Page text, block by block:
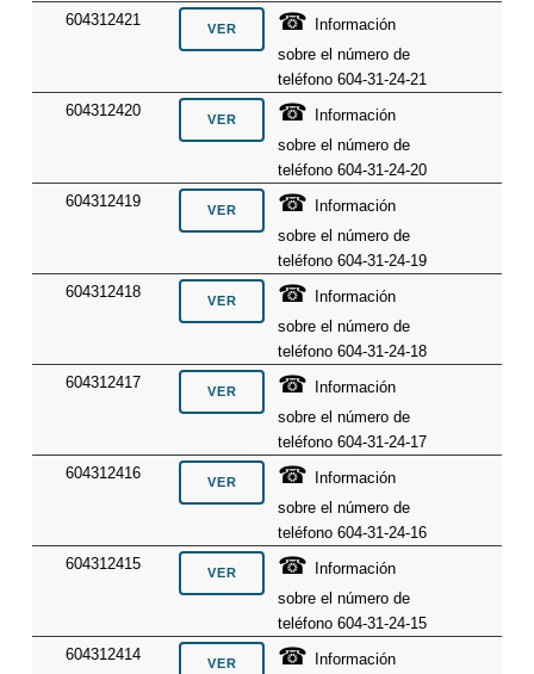
604312421
☎
Información
sobre el número de
teléfono 604-31-24-21
604312420
☎
Información
sobre el número de
teléfono 604-31-24-20
604312419
☎
Información
sobre el número de
teléfono 604-31-24-19
604312418
☎
Información
sobre el número de
teléfono 604-31-24-18
604312417
☎
Información
sobre el número de
teléfono 604-31-24-17
604312416
☎
Información
sobre el número de
teléfono 604-31-24-16
604312415
☎
Información
sobre el número de
teléfono 604-31-24-15
604312414
☎
Información